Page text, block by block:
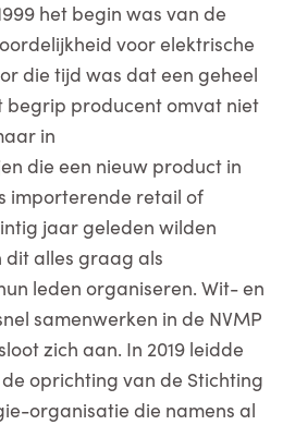
het begin was van de
voor elektrische
die tijd was dat een geheel
begrip producent omvat niet
in
die een nieuw product in
importerende retail of
jaar geleden wilden
alles graag als
leden organiseren. Wit- en
samenwerken in de NVMP
zich aan. In 2019 leidde
oprichting van de Stichting
organisatie die namens al